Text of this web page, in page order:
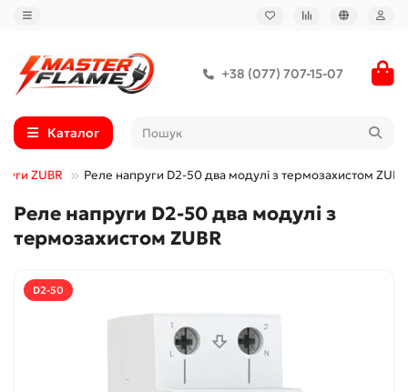
+38 (077) 707-15-07
Каталог
ZUBR Реле напруги D2-50 два модулі з термозахистом ZUBR
Реле напруги D2-50 два модулі з
термозахистом ZUBR
D2-50